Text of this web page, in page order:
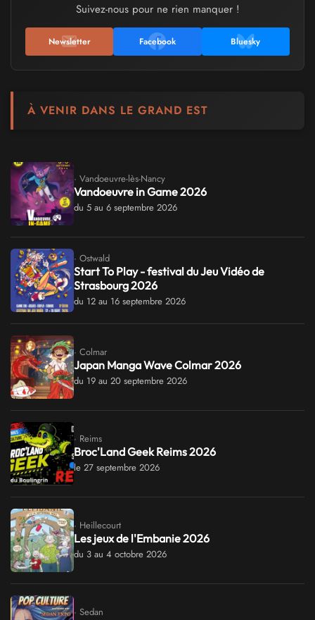
Suivez-nous pour ne rien manquer !
Newsletter Facebook Bluesky
À VENIR DANS LE GRAND EST
· Vandoeuvre-lès-Nancy
Vandoeuvre in Game 2026
du 5 au 6 septembre 2026
· Ostwald
Start To Play - festival du Jeu Vidéo de
Strasbourg 2026
du 12 au 16 septembre 2026
· Colmar
Japan Manga Wave Colmar 2026
du 19 au 20 septembre 2026
· Reims
Broc'Land Geek Reims 2026
le 27 septembre 2026
· Heillecourt
Les jeux de l'Embanie 2026
du 3 au 4 octobre 2026
· Sedan